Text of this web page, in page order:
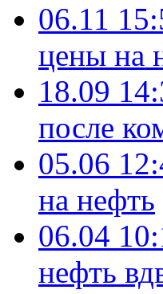
06.11
цены на
18.09
после
05.06
на нефть
06.04
нефть